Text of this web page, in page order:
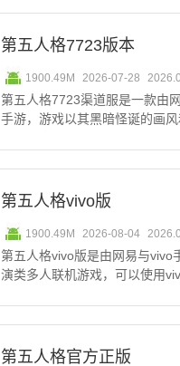
第五人格7723版本
1900.49M 2026-07-28
第五人格7723渠道服是一款由
手游，游戏以其黑暗怪诞的画
第五人格vivo版
1900.49M 2026-08-04
第五人格vivo版是由网易与vivo
演类多人联机游戏，可以使用
第五人格官方正版